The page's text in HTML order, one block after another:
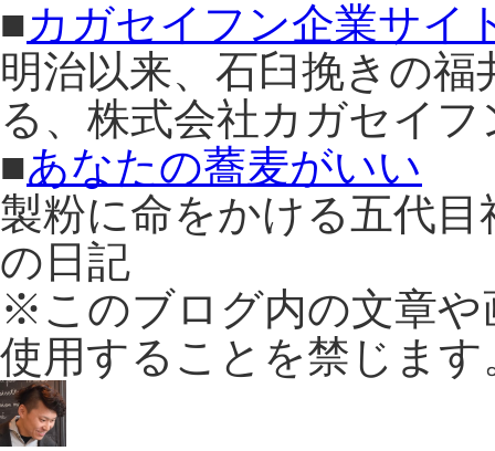
■カガセイフン企業サイ
明治以来、石臼挽きの
る、株式会社カガセイ
■あなたの蕎麦がいい
製粉に命をかける五代
の日記
※このブログ内の文章や
使用することを禁じます